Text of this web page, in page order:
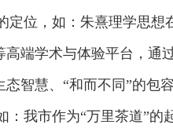
定位，如：朱熹理学思想
高端学术与体验平台，通
智慧、“和而不同”的包
我市作为“万里茶道”的